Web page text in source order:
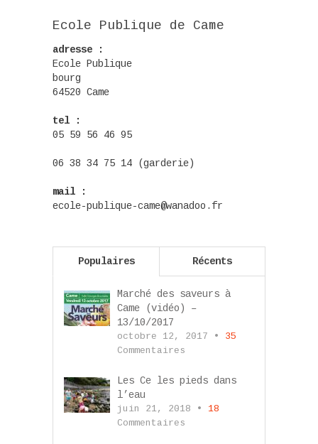
Ecole Publique de Came
adresse :
Ecole Publique
bourg
64520 Came
tel :
05 59 56 46 95
06 38 34 75 14 (garderie)
mail :
ecole-publique-came@wanadoo.fr
Populaires Récents
Marché des saveurs à
Came (vidéo) –
13/10/2017
octobre 12, 2017 • 35
Commentaires
Les Ce les pieds dans
l’eau
juin 21, 2018 • 18
Commentaires